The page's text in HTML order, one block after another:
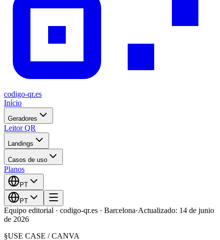
codigo-qr.es
Início
Geradores
Leitor QR
Landings
Casos de uso
Planos
PT
PT
Equipo editorial · codigo-qr.es · Barcelona·Actualizado: 14 de junio
de 2026
§USE CASE /CANVA